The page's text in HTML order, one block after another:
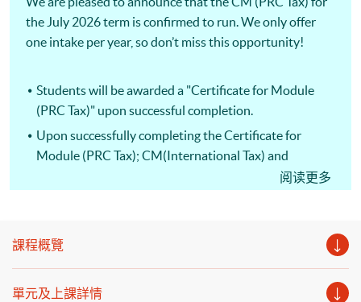
the July 2026 term is confirmed to run. We only offer
one intake per year, so don’t miss this opportunity!
Students will be awarded a "Certificate for Module
(PRC Tax)" upon successful completion.
Upon successfully completing the Certificate for
Module (PRC Tax); CM(International Tax) and
CM(Hong Kong Tax); students may apply for the
With CEF Reimbursement, students only need to pay
This course facilitates students for the Hong Kong
阅读更多
課程概覽
單元及上課詳情